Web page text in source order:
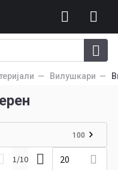
Вилушкари
100
1/10 20